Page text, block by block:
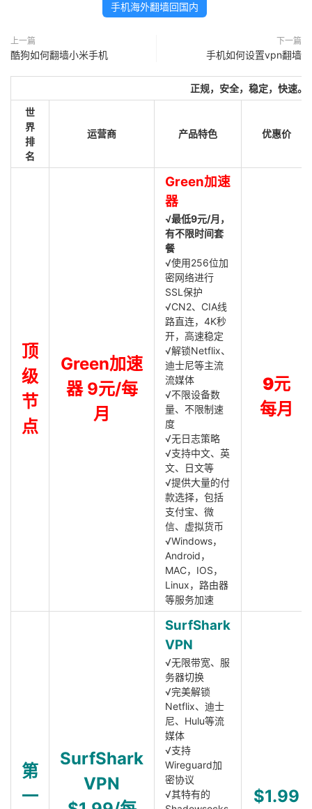
手机海外翻墙回国内
上一篇
酷狗如何翻墙小米手机
下一篇
手机如何设置vpn翻墙
正规，安全，稳定，快速。
世
界
排
名
运营商 产品特色 优惠价
顶
级
节
点
Green加速
器 9元/每
月
Green加速
器
√最低9元/月，
有不限时间套
餐
√使用256位加
密网络进行
SSL保护
√CN2、CIA线
路直连，4K秒
开，高速稳定
√解锁Netflix、
迪士尼等主流
流媒体
√不限设备数
量、不限制速
度
√无日志策略
√支持中文、英
文、日文等
√提供大量的付
款选择，包括
支付宝、微
信、虚拟货币
√Windows，
Android，
MAC，IOS，
Linux，路由器
等服务加速
9元
每月
第
一
SurfShark
VPN
SurfShark
VPN
√无限带宽、服
务器切换
√完美解锁
Netflix、迪士
尼、Hulu等流
媒体
√支持
Wireguard加
密协议
√其特有的
$1.99